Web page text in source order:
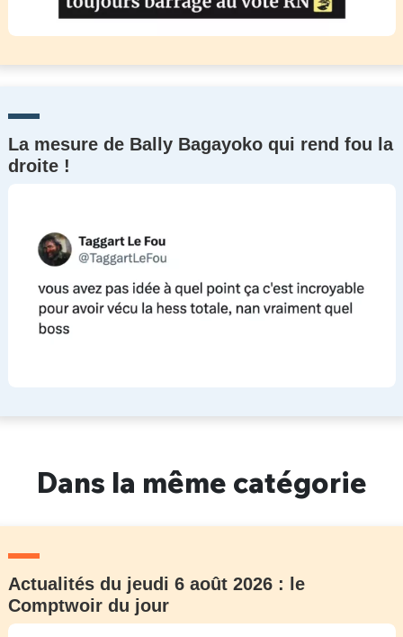
La mesure de Bally Bagayoko qui rend fou la
droite !
Dans la même catégorie
Actualités du jeudi 6 août 2026 : le
Comptwoir du jour